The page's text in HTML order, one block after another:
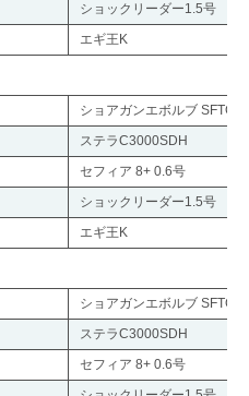
ショックリーダー1.5号
エギ王K
ショアガンエボルブ
ステラC3000SDH
セフィア 8+ 0.6号
ショックリーダー1.5号
エギ王K
ショアガンエボルブ
ステラC3000SDH
セフィア 8+ 0.6号